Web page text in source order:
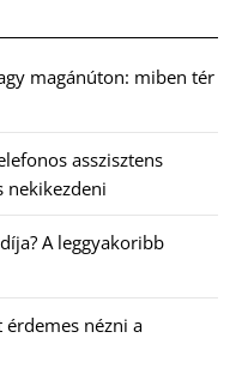
magánúton: miben tér
asszisztens
nekikezdeni
A leggyakoribb
nézni a